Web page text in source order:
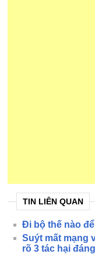
TIN LIÊN QUAN
Đi bộ thế nào
Suýt mất mạng
rõ 3 tác hại